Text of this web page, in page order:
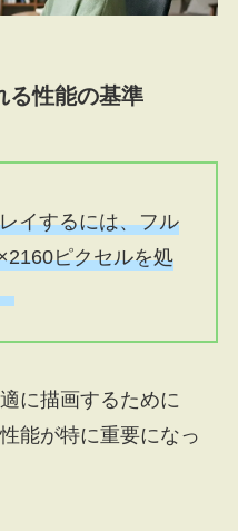
る性能の基準
イするには、フル
ピクセルを処
に描画するために
能が特に重要になっ